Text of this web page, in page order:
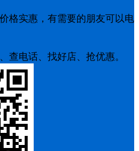
格实惠，有需要的朋友可以电
查电话、找好店、抢优惠。